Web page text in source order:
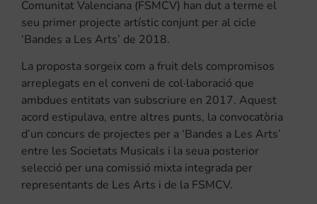
Comunitat Valenciana (FSMCV) han dut a terme el
seu primer projecte artístic conjunt per al cicle
‘Bandes a Les Arts’ de 2018.
La proposta sorgeix com a fruit dels compromisos
arreplegats en el conveni de col·laboració que
ambdues entitats van subscriure en 2017. Aquest
acord estipulava, entre altres punts, la convocatòria
d’un concurs de projectes per a ‘Bandes a Les Arts’
entre les Societats Musicals i la seua posterior
selecció per una comissió mixta integrada per
representants de Les Arts i de la FSMCV.